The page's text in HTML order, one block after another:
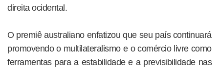
direita ocidental.
O premiê australiano enfatizou que seu país continuará
promovendo o multilateralismo e o comércio livre como
ferramentas para a estabilidade e a previsibilidade nas